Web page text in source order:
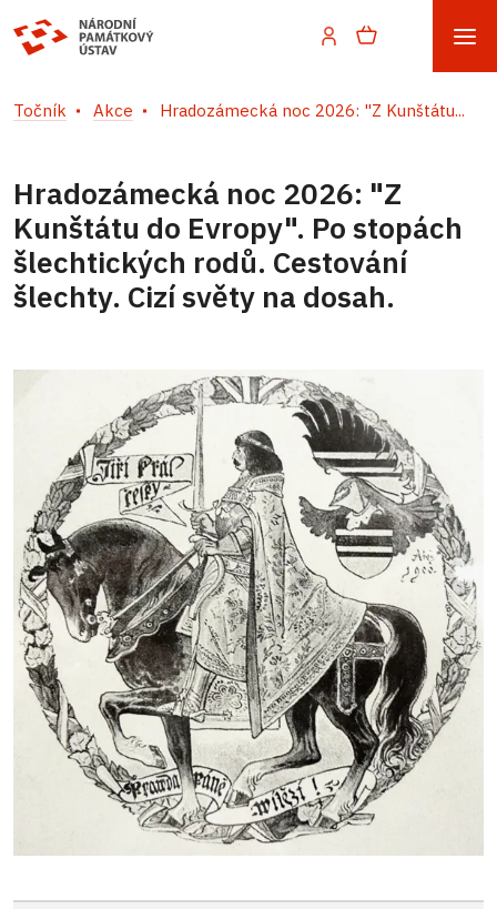
Točník Akce Hradozámecká noc 2026: "Z Kunštátu...
Hradozámecká noc 2026: "Z
Kunštátu do Evropy". Po stopách
šlechtických rodů. Cestování
šlechty. Cizí světy na dosah.